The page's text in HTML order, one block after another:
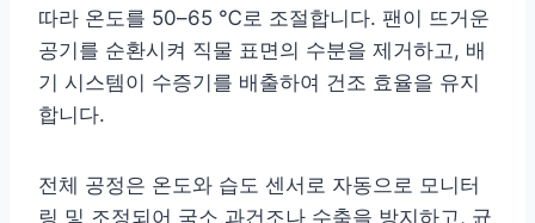
따라 온도를 50–65 ℃로 조절합니다. 팬이 뜨거운
공기를 순환시켜 직물 표면의 수분을 제거하고, 배
기 시스템이 수증기를 배출하여 건조 효율을 유지
합니다.
전체 공정은 온도와 습도 센서로 자동으로 모니터
링 및 조정되어 국소 과건조나 수축을 방지하고, 균